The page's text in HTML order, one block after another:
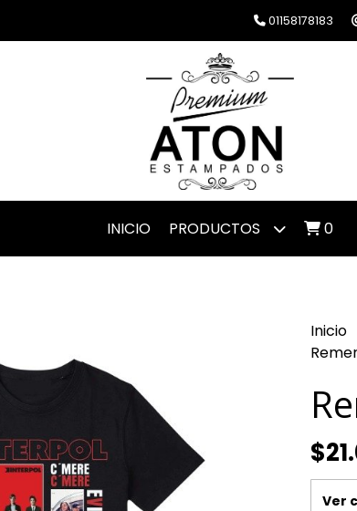
01158178183
INICIO PRODUCTOS 0
Inicio
Ver